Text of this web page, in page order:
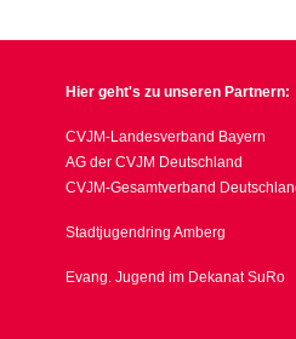
Hier geht's zu unseren Partnern:
CVJM-Landesverband Bayern
AG der CVJM Deutschland
CVJM-Gesamtverband
Stadtjugendring Amberg
Evang. Jugend im Dekanat SuRo